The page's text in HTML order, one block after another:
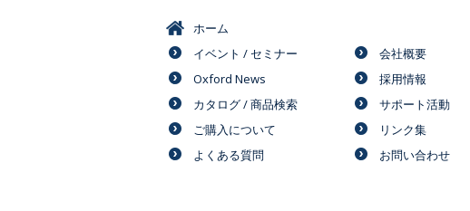
ホーム
イベント / セミナー
Oxford News
カタログ / 商品検索
ご購入について
よくある質問
会社概要
採用情報
サポート活動
リンク集
お問い合わせ